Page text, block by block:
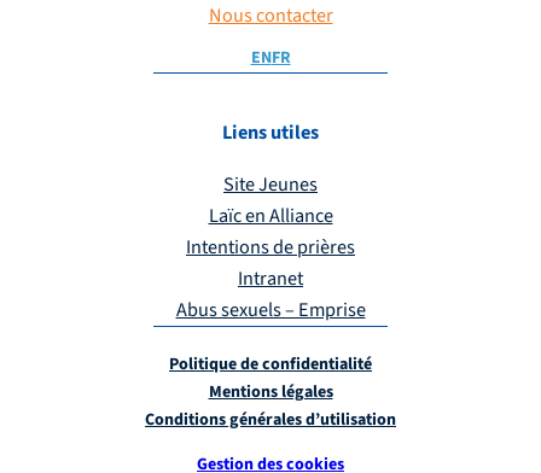
Nous contacter
ENFR
Liens utiles
Site Jeunes
Laïc en Alliance
Intentions de prières
Intranet
Abus sexuels – Emprise
Politique de confidentialité
Mentions légales
Conditions générales d’utilisation
Gestion des cookies